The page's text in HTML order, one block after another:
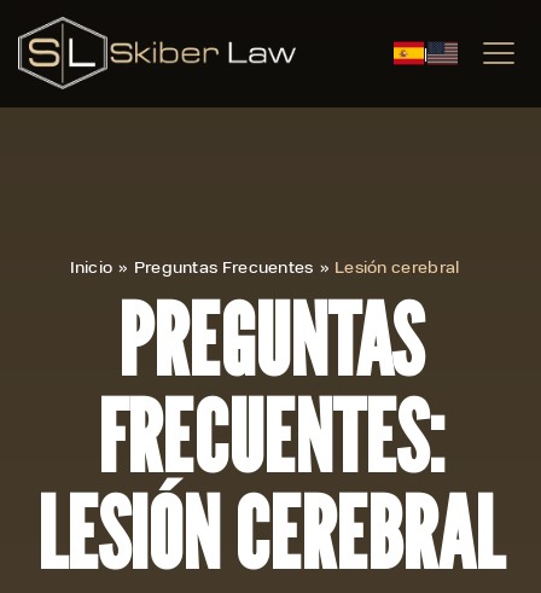
|
Inicio » Preguntas Frecuentes » Lesión cerebral
PREGUNTAS
FRECUENTES:
LESIÓN CEREBRAL